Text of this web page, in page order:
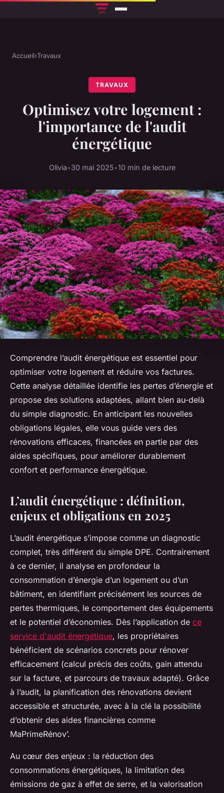
Accueil›Travaux
TRAVAUX
Optimisez votre logement :
l'importance de l'audit
énergétique
Olivia•30 mai 2025•10 min de lecture
Comprendre l’audit énergétique est essentiel pour
optimiser votre logement et réduire vos factures.
Cette analyse détaillée identifie les pertes d’énergie et
propose des solutions adaptées, allant bien au-delà
du simple diagnostic. En anticipant les nouvelles
obligations légales, elle vous guide vers des
rénovations efficaces, financées en partie par des
aides spécifiques, pour améliorer durablement
confort et performance énergétique.
L’audit énergétique : définition,
enjeux et obligations en 2025
L’audit énergétique s’impose comme un diagnostic
complet, très différent du simple DPE. Contrairement
à ce dernier, il analyse en profondeur la
consommation d’énergie d’un logement ou d’un
bâtiment, en identifiant précisément les sources de
pertes thermiques, le comportement des équipements
et le potentiel d’économies. Dès l’application de ce
service d'audit énergétique, les propriétaires
bénéficient de scénarios concrets pour rénover
efficacement (calcul précis des coûts, gain attendu
sur la facture, et parcours de travaux adapté). Grâce
à l’audit, la planification des rénovations devient
accessible et structurée, avec à la clé la possibilité
d’obtenir des aides financières comme
MaPrimeRénov’.
Au cœur des enjeux : la réduction des
consommations énergétiques, la limitation des
émissions de gaz à effet de serre, et la valorisation